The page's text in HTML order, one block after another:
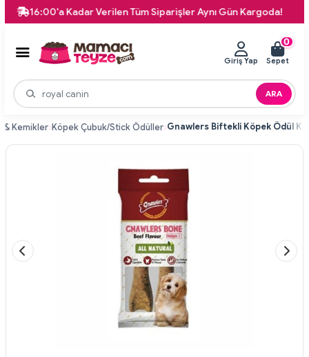
16:00'a Kadar Verilen Tüm Siparişler Aynı Gün Kargoda!
ARA
Giriş Yap
0
Sepet
& Kemikler Köpek Çubuk/Stick Ödüller